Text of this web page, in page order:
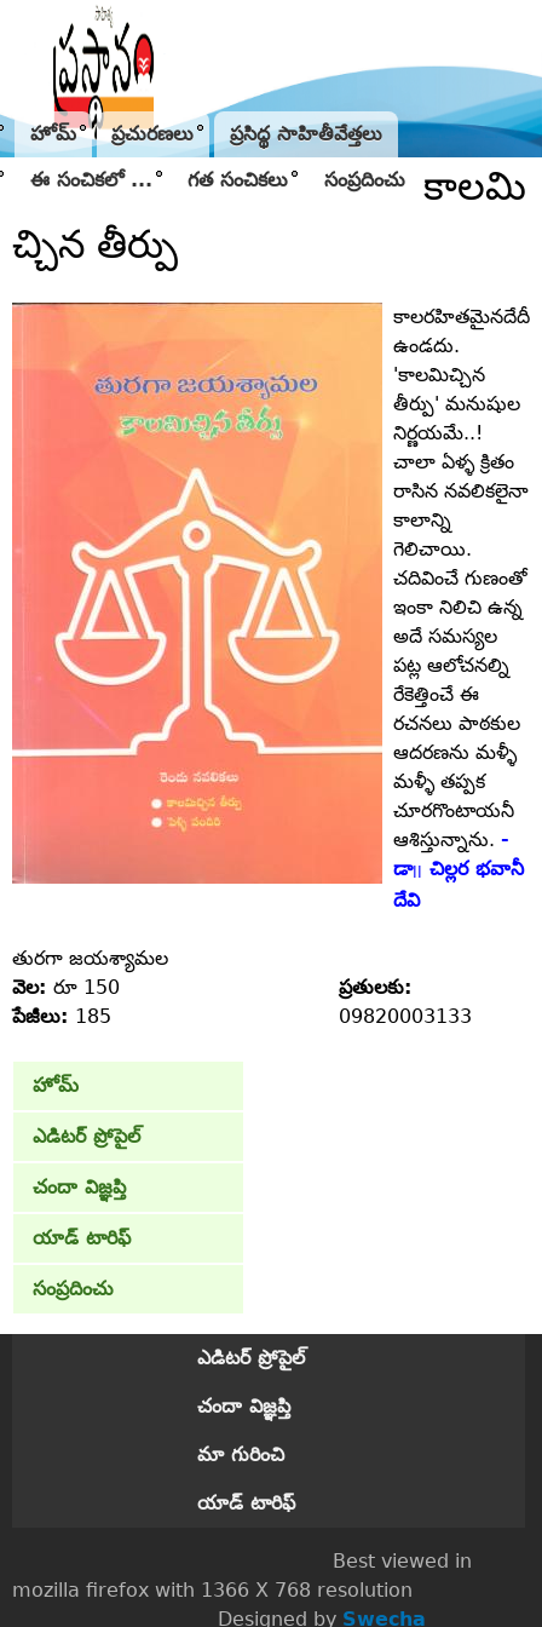
హోమ్ ప్రచురణలు ప్రసిద్థ సాహితీవేత్తలు
ఈ సంచికలో ... గత సంచికలు సంప్రదించు
కాలమి
చ్చిన తీర్పు
కాలరహితమైనదేదీ
ఉండదు.
'కాలమిచ్చిన
తీర్పు' మనుషుల
నిర్ణయమే..!
చాలా ఏళ్ళ క్రితం
రాసిన నవలికలైనా
కాలాన్ని
గెలిచాయి.
చదివించే గుణంతో
ఇంకా నిలిచి ఉన్న
అదే సమస్యల
పట్ల ఆలోచనల్ని
రేకెత్తించే ఈ
రచనలు పాఠకుల
ఆదరణను మళ్ళీ
మళ్ళీ తప్పక
చూరగొంటాయనీ
ఆశిస్తున్నాను. -
డా||
చిల్లర భవానీ
దేవి
తురగా జయశ్యామల
వెల: రూ 150
పేజీలు: 185
ప్రతులకు:
09820003133
హోమ్
ఎడిటర్ ప్రోపైల్
చందా విజ్ఞప్తి
యాడ్ టారిఫ్
సంప్రదించు
ఎడిటర్ ప్రోపైల్
చందా విజ్ఞప్తి
మా గురించి
యాడ్ టారిఫ్
Best viewed in
mozilla firefox with 1366 X 768 resolution
Designed by Swecha